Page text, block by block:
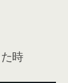
時